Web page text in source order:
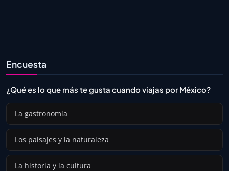
Encuesta
¿Qué es lo que más te gusta cuando viajas por México?
La gastronomía
Los paisajes y la naturaleza
La historia y la cultura